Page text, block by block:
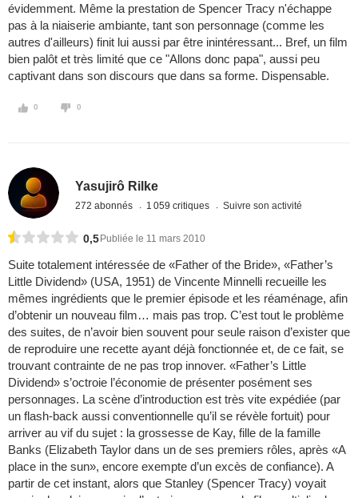
évidemment. Même la prestation de Spencer Tracy n'échappe
pas à la niaiserie ambiante, tant son personnage (comme les
autres d'ailleurs) finit lui aussi par être inintéressant... Bref, un film
bien palôt et très limité que ce "Allons donc papa", aussi peu
captivant dans son discours que dans sa forme. Dispensable.
0 0
Yasujirô Rilke
272 abonnés 1 059 critiques Suivre son activité
0,5 Publiée le 11 mars 2010
Suite totalement intéressée de «Father of the Bride», «Father’s
Little Dividend» (USA, 1951) de Vincente Minnelli recueille les
mêmes ingrédients que le premier épisode et les réaménage, afin
d’obtenir un nouveau film… mais pas trop. C’est tout le problème
des suites, de n’avoir bien souvent pour seule raison d’exister que
de reproduire une recette ayant déjà fonctionnée et, de ce fait, se
trouvant contrainte de ne pas trop innover. «Father’s Little
Dividend» s’octroie l’économie de présenter posément ses
personnages. La scène d’introduction est très vite expédiée (par
un flash-back aussi conventionnelle qu’il se révèle fortuit) pour
arriver au vif du sujet : la grossesse de Kay, fille de la famille
Banks (Elizabeth Taylor dans un de ses premiers rôles, après «A
place in the sun», encore exempte d’un excès de confiance). A
partir de cet instant, alors que Stanley (Spencer Tracy) voyait